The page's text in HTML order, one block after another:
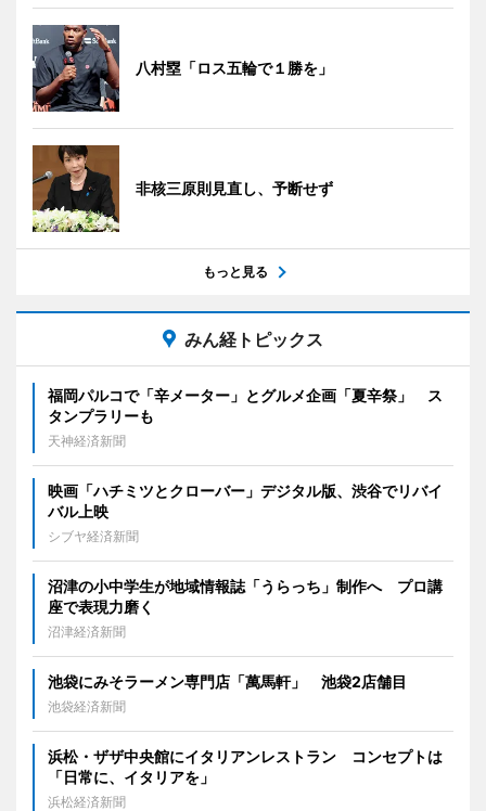
八村塁「ロス五輪で１勝を」
非核三原則見直し、予断せず
もっと見る
みん経トピックス
福岡パルコで「辛メーター」とグルメ企画「夏辛祭」 ス
タンプラリーも
天神経済新聞
映画「ハチミツとクローバー」デジタル版、渋谷でリバイ
バル上映
シブヤ経済新聞
沼津の小中学生が地域情報誌「うらっち」制作へ プロ講
座で表現力磨く
沼津経済新聞
池袋にみそラーメン専門店「萬馬軒」 池袋2店舗目
池袋経済新聞
浜松・ザザ中央館にイタリアンレストラン コンセプトは
「日常に、イタリアを」
浜松経済新聞